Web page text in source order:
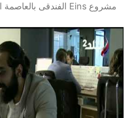
مشروع Eins الفندقى بالعاصمة الإدارية